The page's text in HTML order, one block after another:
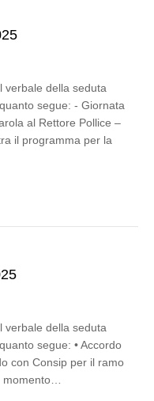
verbale della seduta
segue: - Giornata
al Rettore Pollice –
il programma per la
verbale della seduta
segue: • Accordo
con Consip per il ramo